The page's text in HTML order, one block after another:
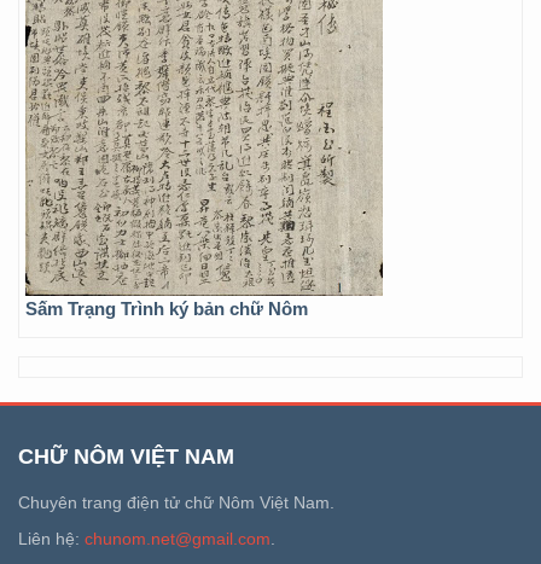
Sấm Trạng Trình ký bản chữ Nôm
CHỮ NÔM VIỆT NAM
Chuyên trang điện tử chữ Nôm Việt Nam.
Liên hệ: chunom.net@gmail.com